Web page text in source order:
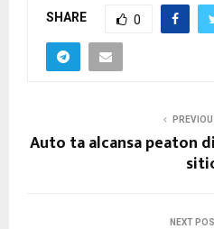
SHARE 0
Auto ta alcansa peaton
NEXT